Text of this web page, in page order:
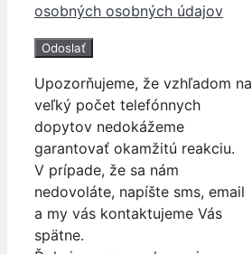
osobných osobných údajov
Upozorňujeme, že vzhľadom na
veľký počet telefónnych
dopytov nedokážeme
garantovať okamžitú reakciu.
V prípade, že sa nám
nedovoláte, napíšte sms, email
a my vás kontaktujeme Vás
spätne.